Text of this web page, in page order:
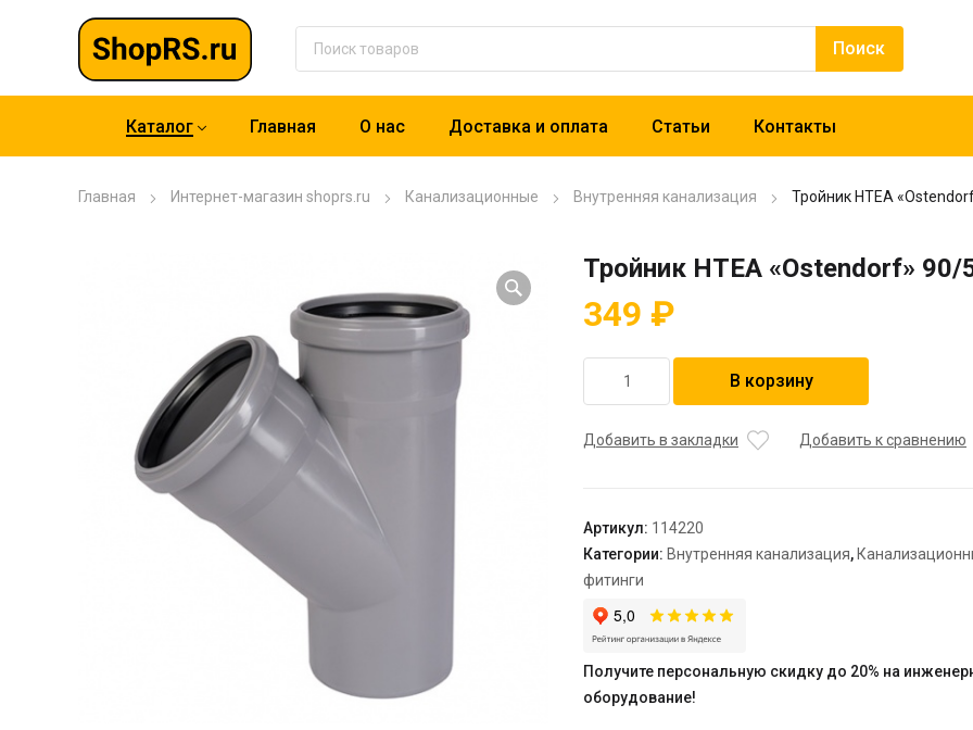
Каталог Главная О нас Доставка и оплата Статьи Контакты
Главная Интернет-магазин shoprs.ru Канализационные Внутренняя канализация Тройник HTEA
Тройник HTEA «Ostendorf» 90/
349 ₽
товара
HTEA
В корзину
Добавить в закладки Добавить к сравнению
Артикул: 114220
Категории: Внутренняя канализация,
фитинги
Получите персональную скидку до 20% на
оборудование!